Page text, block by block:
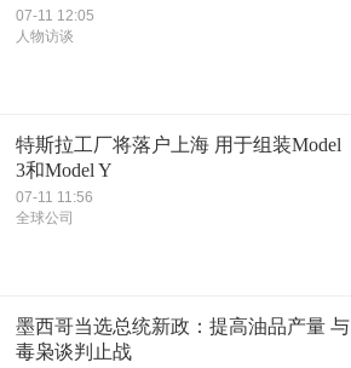
07-11 12:05
人物访谈
特斯拉工厂将落户上海 用于组装Model
3和Model Y
07-11 11:56
全球公司
墨西哥当选总统新政：提高油品产量 与
毒枭谈判止战